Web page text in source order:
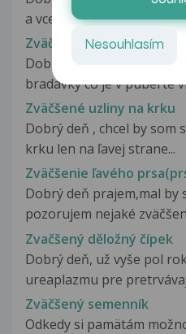
a vcera pri sprchovani
Zväčšené bradavky
Dobry den mam 17 rokov
bradavky co je v puberte
Zväčšené uzliny na krku
Dobrý deň , chcel by som
krku len na ľavej strane...
Zväčšenie ľavého
Dobrý deň prajem,mal by
pozorujem nejaké
Zvačšený děložný čípek
Dobrý deň, už vyše pol
ureaplazmu pre
Zväčšený semenník
Odkedy si pamätám
Nesouhlasím